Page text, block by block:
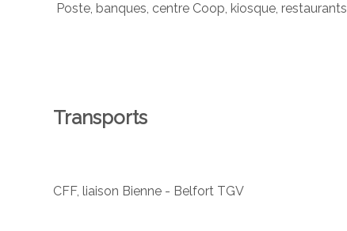
Poste, banques, centre Coop, kiosque, restaurants
Transports
CFF, liaison Bienne - Belfort TGV